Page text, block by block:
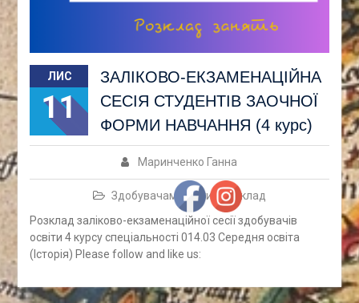
ЛИС
11
ЗАЛІКОВО-ЕКЗАМЕНАЦІЙНА
СЕСІЯ СТУДЕНТІВ ЗАОЧНОЇ
ФОРМИ НАВЧАННЯ (4 курс)
Маринченко Ганна
Здобувачам освіти , Розклад
Розклад заліково-екзаменаційної сесії здобувачів
освіти 4 курсу спеціальності 014.03 Середня освіта
(Історія) Please follow and like us: